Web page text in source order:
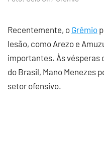
Recentemente, o Grêmio
lesão, como Arezo e
importantes. Às vésperas
do Brasil, Mano Menezes
setor ofensivo.